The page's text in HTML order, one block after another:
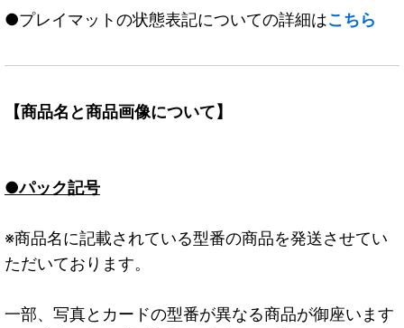
●プレイマットの状態表記についての詳細はこちら
【商品名と商品画像について】
●パック記号
※商品名に記載されている型番の商品を発送させてい
ただいております。
一部、写真とカードの型番が異なる商品が御座います